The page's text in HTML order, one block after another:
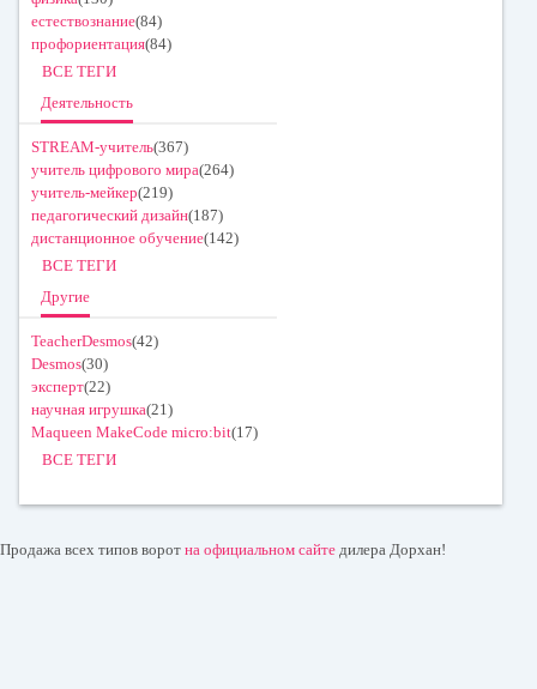
естествознание(84)
профориентация(84)
ВСЕ ТЕГИ
Деятельность
STREAM-учитель(367)
учитель цифрового мира(264)
учитель-мейкер(219)
педагогический дизайн(187)
дистанционное обучение(142)
ВСЕ ТЕГИ
Другие
TeacherDesmos(42)
Desmos(30)
эксперт(22)
научная игрушка(21)
Maqueen MakeCode micro:bit(17)
ВСЕ ТЕГИ
Продажа всех типов ворот на официальном сайте дилера Дорхан!